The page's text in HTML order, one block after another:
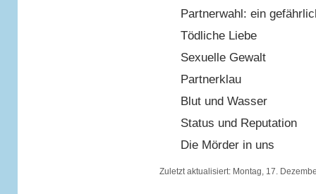
Partnerwahl: ein
Tödliche Liebe
Sexuelle Gewalt
Partnerklau
Blut und Wasser
Status und Reputation
Die Mörder in uns
Zuletzt aktualisiert: Montag, 17.